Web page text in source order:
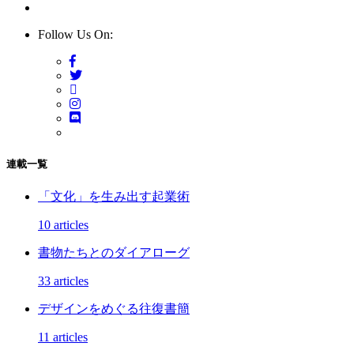
Follow Us On:
連載一覧
「文化」を生み出す起業術
10 articles
書物たちとのダイアローグ
33 articles
デザインをめぐる往復書簡
11 articles